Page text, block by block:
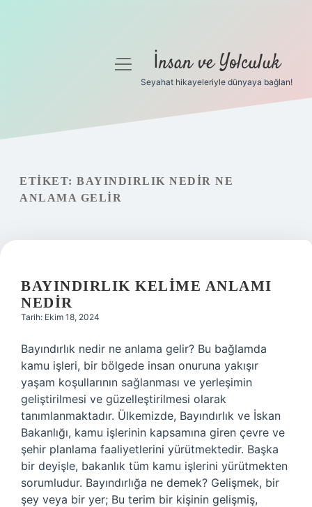
Gizlilik Politikası
Hakkımızda
menüyü İnsan ve Yolculuk
Seyahat hikayeleriyle dünyaya bağlan!
ETIKET: BAYINDIRLIK NEDIR NE
ANLAMA GELIR
BAYINDIRLIK KELIME ANLAMI
NEDIR
Tarih: Ekim 18, 2024
Bayındırlık nedir ne anlama gelir? Bu bağlamda
kamu işleri, bir bölgede insan onuruna yakışır
yaşam koşullarının sağlanması ve yerleşimin
geliştirilmesi ve güzelleştirilmesi olarak
tanımlanmaktadır. Ülkemizde, Bayındırlık ve İskan
Bakanlığı, kamu işlerinin kapsamına giren çevre ve
şehir planlama faaliyetlerini yürütmektedir. Başka
bir deyişle, bakanlık tüm kamu işlerini yürütmekten
sorumludur. Bayındırlığa ne demek? Gelişmek, bir
şey veya bir yer; Bu terim bir kişinin gelişmiş,